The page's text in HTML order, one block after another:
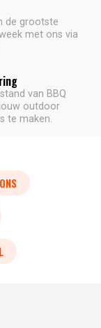
de grootste
met ons via
van BBQ
outdoor
te maken.